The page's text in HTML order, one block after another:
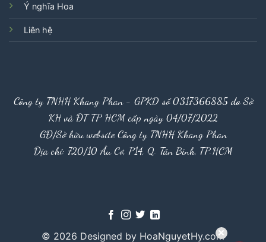
Ý nghĩa Hoa
Liên hệ
Công ty TNHH Khang Phan - GPKD số 0317366885 do Sở
KH và ĐT TP HCM cấp ngày 04/07/2022
GĐ/Sở hữu website Công ty TNHH Khang Phan
Địa chỉ: 720/10 Âu Cơ, P14, Q. Tân Bình, TP.HCM
© 2026 Designed by HoaNguyetHy.com